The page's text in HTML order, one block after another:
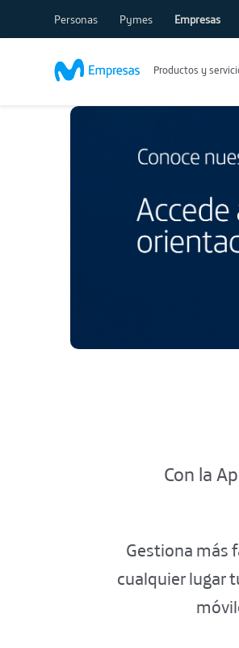
Personas Pymes Empresas
Productos y
Con la
Gestiona más
cualquier lugar